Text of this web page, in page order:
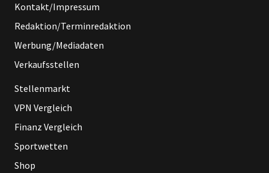
Kontakt/Impressum
Redaktion/Terminredaktion
Werbung/Mediadaten
Verkaufsstellen
Stellenmarkt
VPN Vergleich
Finanz Vergleich
Sportwetten
Shop